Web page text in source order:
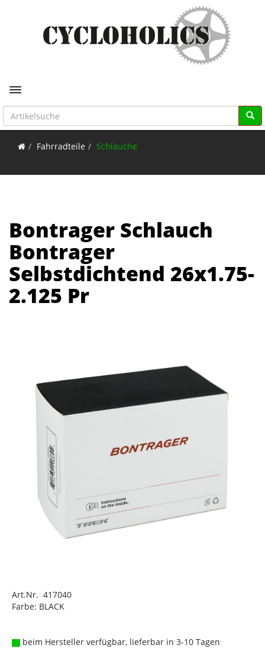
Toggle navigation
Fahrradteile Schläuche
Bontrager Schlauch
Bontrager
Selbstdichtend 26x1.75-
2.125 Pr
Art.Nr. 417040
Farbe: BLACK
beim Hersteller verfügbar, lieferbar in 3-10 Tagen